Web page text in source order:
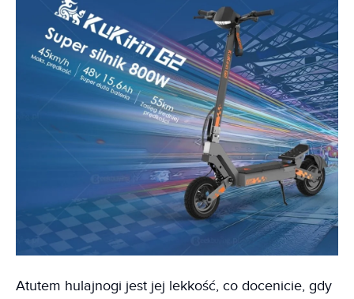
Atutem hulajnogi jest jej lekkość, co docenicie, gdy